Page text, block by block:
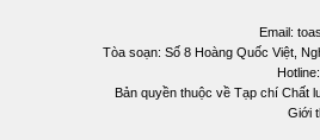
Email:
Tòa soạn: Số 8 Hoàng Quốc Việt,
Bản quyền thuộc về Tạp chí Chất
Giới